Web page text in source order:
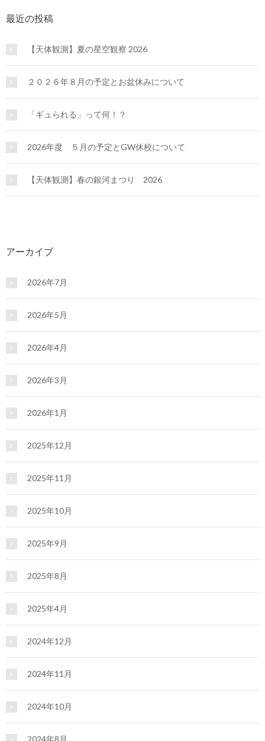
最近の投稿
【天体観測】夏の星空観察 2026
２０２６年８月の予定とお盆休みについて
「ギュられる」って何！？
2026年度 ５月の予定とGW休校について
【天体観測】春の銀河まつり 2026
アーカイブ
2026年7月
2026年5月
2026年4月
2026年3月
2026年1月
2025年12月
2025年11月
2025年10月
2025年9月
2025年8月
2025年4月
2024年12月
2024年11月
2024年10月